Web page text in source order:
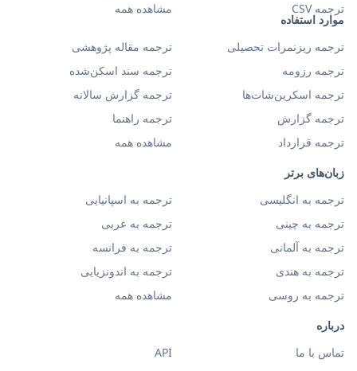
موارد استفاده
ترجمه ریزنمرات تحصیلی
ترجمه مقاله پژوهشی
ترجمه رزومه
ترجمه سند اسکن‌شده
ترجمه اسکرین‌شات‌ها
ترجمه گزارش سالانه
ترجمه گزارش
ترجمه راهنما
ترجمه قرارداد
مشاهده همه
زبان‌های برتر
ترجمه به انگلیسی
ترجمه به اسپانیایی
ترجمه به چینی
ترجمه به عربی
ترجمه به آلمانی
ترجمه به فرانسه
ترجمه به هندی
ترجمه به اندونزیایی
ترجمه به روسی
مشاهده همه
ترجمه CSV
مشاهده همه
درباره
تماس با ما
API